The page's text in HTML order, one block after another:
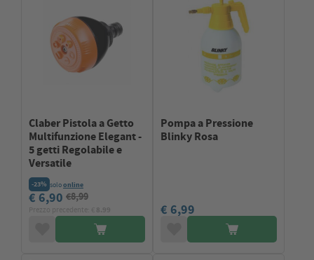
Claber Pistola a Getto
Multifunzione Elegant -
5 getti Regolabile e
Versatile
-23% soloonline
€ 6,90 €8,99
Pompa a Pressione
Blinky Rosa
€ 6,99